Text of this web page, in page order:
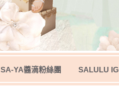
SA-YA醬滴粉絲團 SALULU IG